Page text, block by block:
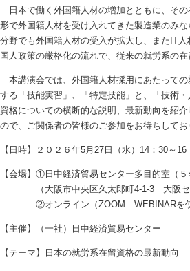
へ
移
動
日本で働く外国籍人材の増加とともに、そ
形で外国籍人材を受け入れてきた製造業のみ
分野でも外国籍人材の受入が拡大し、またIT
国人政策の厳格化の流れで、従来の就労系の
本講演会では、外国籍人材採用にあたって
する「技能実習」、「特定技能」と、「技術
資格についての横断的な説明、最新動向を紹
ので、ご関係者の皆様のご参加をお待ちしてお
【日時】２０２６年5月27日（水）14：30～
【会場】①日中経済貿易センター多目的室（５
（大阪市中央区久太郎町4-1-3 大阪セン
②オンライン（ZOOM WEBINARを使用
【主催】（一社）日中経済貿易センター
【テーマ】日本の就労系在留資格の最新動向